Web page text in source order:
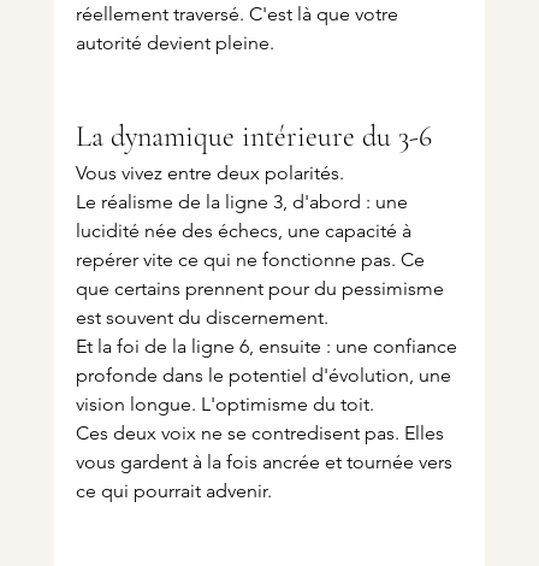
réellement traversé. C'est là que votre
autorité devient pleine.
La dynamique intérieure du 3-6
Vous vivez entre deux polarités.
Le réalisme de la ligne 3, d'abord : une
lucidité née des échecs, une capacité à
repérer vite ce qui ne fonctionne pas. Ce
que certains prennent pour du pessimisme
est souvent du discernement.
Et la foi de la ligne 6, ensuite : une confiance
profonde dans le potentiel d'évolution, une
vision longue. L'optimisme du toit.
Ces deux voix ne se contredisent pas. Elles
vous gardent à la fois ancrée et tournée vers
ce qui pourrait advenir.